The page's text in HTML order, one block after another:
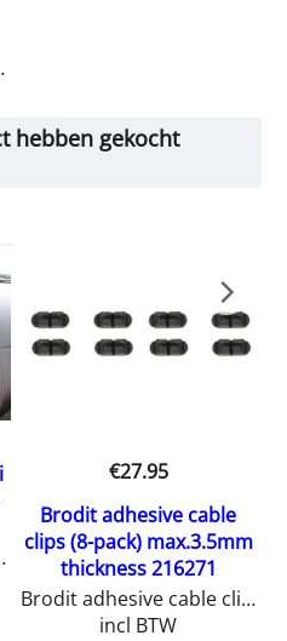
in uw auto.
hebben gekocht
SX4 2007-2010
€27.95
Brodit adhesive cable
clips (8-pack) max.3.5mm
thickness 216271
Brodit adhesive cable clips (8-pack) max.3.5mm thickness 216271
incl BTW